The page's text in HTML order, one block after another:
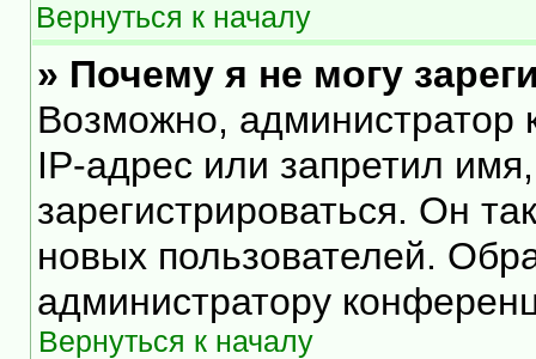
Вернуться к началу
» Почему я не могу
Возможно, администратор
IP-адрес или запретил
зарегистрироваться. Он
новых пользователей.
администратору
Вернуться к началу